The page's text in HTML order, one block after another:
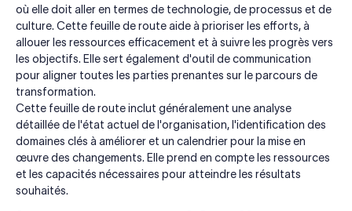
où elle doit aller en termes de technologie, de processus et de
culture. Cette feuille de route aide à prioriser les efforts, à
allouer les ressources efficacement et à suivre les progrès vers
les objectifs. Elle sert également d'outil de communication
pour aligner toutes les parties prenantes sur le parcours de
transformation.
Cette feuille de route inclut généralement une analyse
détaillée de l'état actuel de l'organisation, l'identification des
domaines clés à améliorer et un calendrier pour la mise en
œuvre des changements. Elle prend en compte les ressources
et les capacités nécessaires pour atteindre les résultats
souhaités.